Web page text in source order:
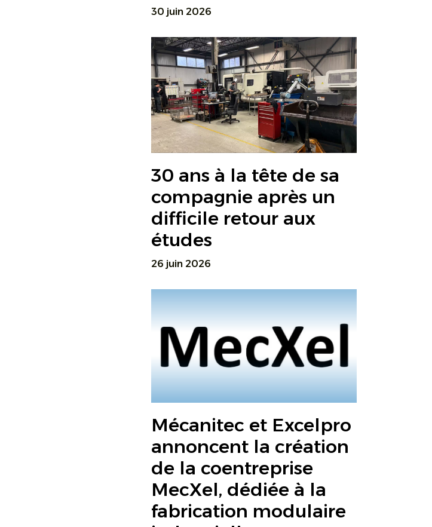
30 juin 2026
30 ans à la tête de sa
compagnie après un
difficile retour aux
études
26 juin 2026
Mécanitec et Excelpro
annoncent la création
de la coentreprise
MecXel, dédiée à la
fabrication modulaire